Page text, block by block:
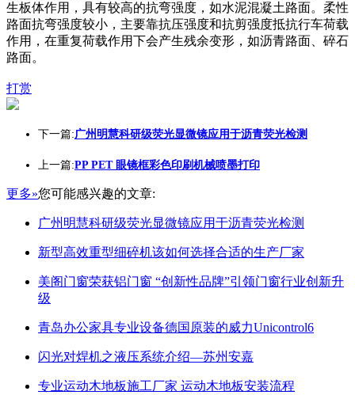
生板体作用，具有较高的抗弯强度，如水泥混凝土路面。柔性
路面抗弯强度较小，主要靠抗压强度和抗剪强度抵抗行车荷载
作用，在重复荷载作用下会产生残余变形，如沥青路面、碎石
路面。
打赏
下一篇:广州明慧科研级荧光显微镜应用于沥青荧光检测
上一篇:PP PET 眼镜框彩色印刷机械喷墨打印
更多»您可能感兴趣的文章:
广州明慧科研级荧光显微镜应用于沥青荧光检测
新型高效重型细碎机该如何选择合适的生产厂家
美阁门窗荣获铝门窗 “创新性品牌”引领门窗行业创新升
级
青岛办公家具专业设备德国原装的威力Unicontrol6
闪光对焊机之液压系统介绍—苏州安嘉
专业运动木地板施工厂家 运动木地板安装流程